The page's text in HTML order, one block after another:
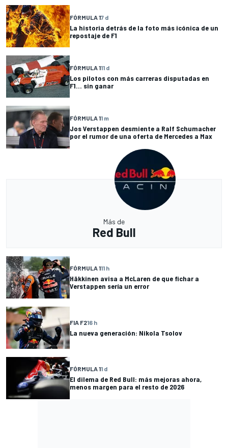
FÓRMULA 17 d
La historia detrás de la foto más icónica de un
repostaje de F1
FÓRMULA 111 d
Los pilotos con más carreras disputadas en
F1... sin ganar
FÓRMULA 11 m
Jos Verstappen desmiente a Ralf Schumacher
por el rumor de una oferta de Mercedes a Max
Más de
Red Bull
FÓRMULA 111 h
Häkkinen avisa a McLaren de que fichar a
Verstappen sería un error
FIA F216 h
La nueva generación: Nikola Tsolov
FÓRMULA 11 d
El dilema de Red Bull: más mejoras ahora,
menos margen para el resto de 2026